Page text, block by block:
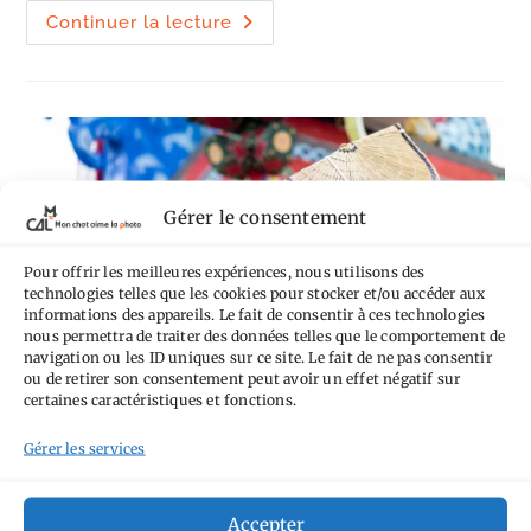
Gérer le consentement
Pour offrir les meilleures expériences, nous utilisons des
technologies telles que les cookies pour stocker et/ou accéder aux
informations des appareils. Le fait de consentir à ces technologies
nous permettra de traiter des données telles que le comportement de
navigation ou les ID uniques sur ce site. Le fait de ne pas consentir
ou de retirer son consentement peut avoir un effet négatif sur
certaines caractéristiques et fonctions.
Gérer les services
Accepter
publication :
Continuer la lecture Merci
chats
Le Grand Matsuri 2018 au
Jardin d’acclimatation
Un bout de Japon à Paris, comment aurais-je pu